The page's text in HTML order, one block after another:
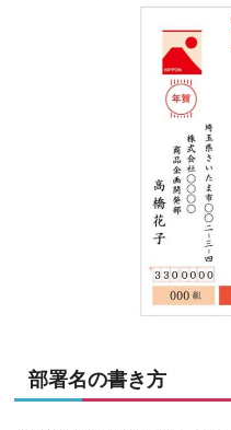
部署名の書き方